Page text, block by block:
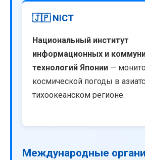
🇯🇵 NICT
Национальный институт
информационных и
технологий Японии —
космической погоды в
тихоокеанском регионе.
Международные